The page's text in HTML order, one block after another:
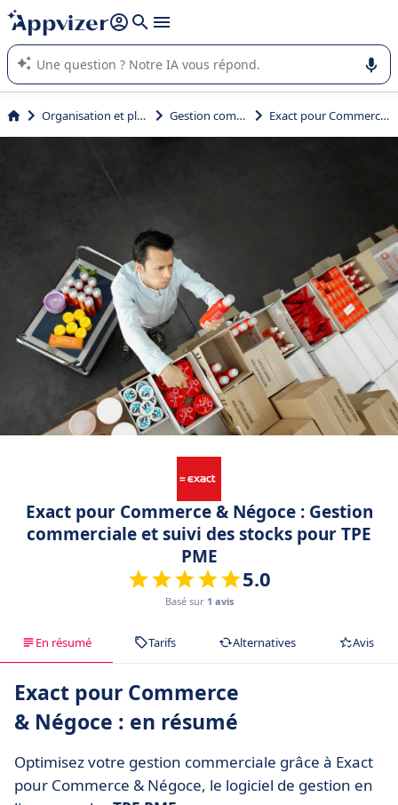
répondre (plusieurs lignes avec
L'IA de Appvizer vous guide dans l'utilisation ou la sélection de
logiciel SaaS en entreprise.
Organisation et planification Gestion commerciale Exact pour Commerce & Négoce
Exact pour Commerce & Négoce : Gestion
commerciale et suivi des stocks pour TPE
PME
5.0
Basé sur 1 avis
En résumé Tarifs Alternatives Avis
Exact pour Commerce
& Négoce : en résumé
Optimisez votre gestion commerciale grâce à Exact
pour Commerce & Négoce, le logiciel de gestion en